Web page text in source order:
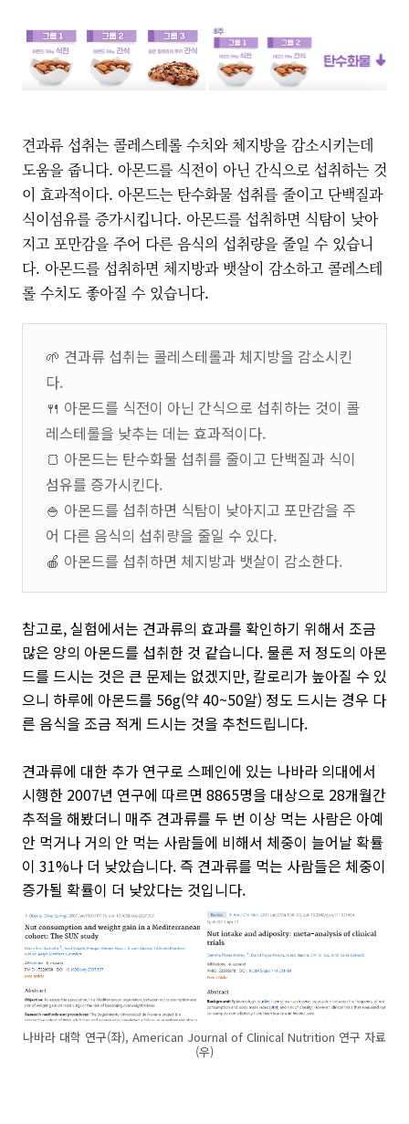
견과류 섭취는 콜레스테롤 수치와 체지방을 감소시키는데
도움을 줍니다. 아몬드를 식전이 아닌 간식으로 섭취하는 것
이 효과적이다. 아몬드는 탄수화물 섭취를 줄이고 단백질과
식이섬유를 증가시킵니다. 아몬드를 섭취하면 식탐이 낮아
지고 포만감을 주어 다른 음식의 섭취량을 줄일 수 있습니
다. 아몬드를 섭취하면 체지방과 뱃살이 감소하고 콜레스테
롤 수치도 좋아질 수 있습니다.
🌱 견과류 섭취는 콜레스테롤과 체지방을 감소시킨
다.
🍴 아몬드를 식전이 아닌 간식으로 섭취하는 것이 콜
레스테롤을 낮추는 데는 효과적이다.
🍞 아몬드는 탄수화물 섭취를 줄이고 단백질과 식이
섬유를 증가시킨다.
🍚 아몬드를 섭취하면 식탐이 낮아지고 포만감을 주
어 다른 음식의 섭취량을 줄일 수 있다.
🍎 아몬드를 섭취하면 체지방과 뱃살이 감소한다.
참고로, 실험에서는 견과류의 효과를 확인하기 위해서 조금
많은 양의 아몬드를 섭취한 것 같습니다. 물론 저 정도의 아몬
드를 드시는 것은 큰 문제는 없겠지만, 칼로리가 높아질 수 있
으니 하루에 아몬드를 56g(약 40~50알) 정도 드시는 경우 다
른 음식을 조금 적게 드시는 것을 추천드립니다.
견과류에 대한 추가 연구로 스페인에 있는 나바라 의대에서
시행한 2007년 연구에 따르면 8865명을 대상으로 28개월간
추적을 해봤더니 매주 견과류를 두 번 이상 먹는 사람은 아예
안 먹거나 거의 안 먹는 사람들에 비해서 체중이 늘어날 확률
이 31%나 더 낮았습니다. 즉 견과류를 먹는 사람들은 체중이
증가될 확률이 더 낮았다는 것입니다.
나바라 대학 연구(좌), American Journal of Clinical Nutrition 연구 자료
(우)